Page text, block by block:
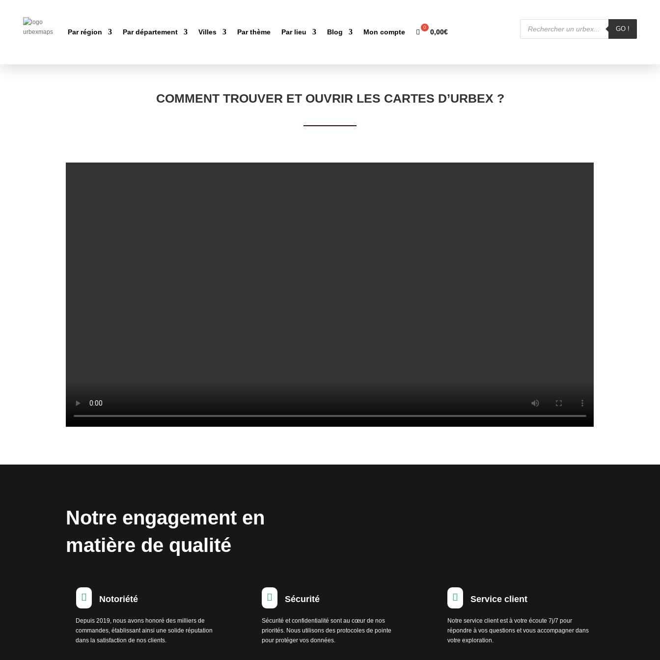
Par région Par département Villes Par thème Par lieu Blog Mon compte 0,00€
Recherche
produits
GO !
COMMENT TROUVER ET OUVRIR LES CARTES D’URBEX ?
Notre engagement en
matière de qualité
 Notoriété
Depuis 2019, nous avons honoré des milliers de
commandes, établissant ainsi une solide réputation
dans la satisfaction de nos clients.
 Sécurité
Sécurité et confidentialité sont au cœur de nos
priorités. Nous utilisons des protocoles de pointe
pour protéger vos données.
 Service client
Notre service client est à votre écoute 7j/7 pour
répondre à vos questions et vous accompagner dans
votre exploration.